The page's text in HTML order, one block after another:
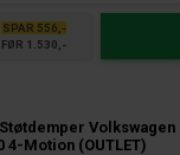
SPAR 556,-
FØR 1.530,-
Volkswagen
4-Motion (OUTLET)